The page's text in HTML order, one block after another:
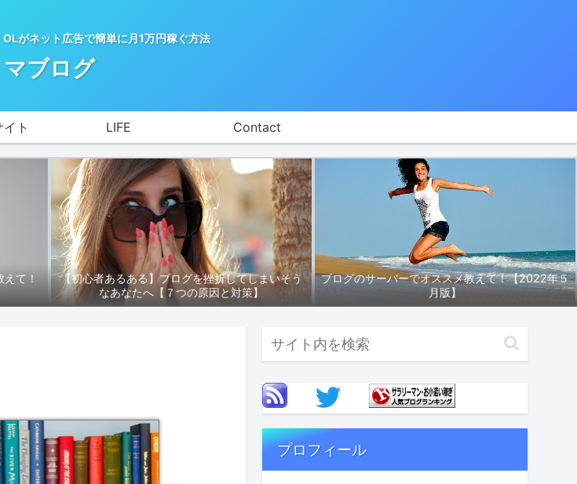
がネット広告で簡単に月1万円稼ぐ方法
マブログ
ト LIFE Contact
て！
【初心者あるある】ブログを挫折してしまいそう
なあなたへ【７つの原因と対策】
ブログのサーバーでオススメ教えて！【2022年５
月版】
プロフィール